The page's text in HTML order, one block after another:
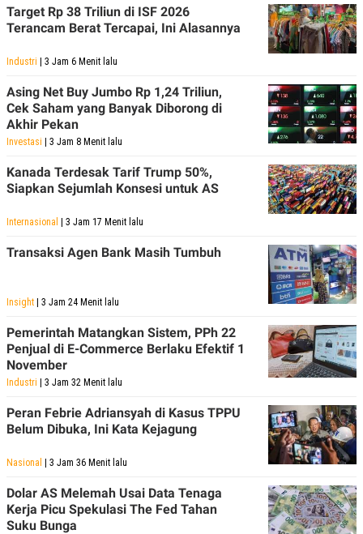
N
G
G
N
N
C
E
T
A
N
E
R
A
M
I
T
E
N
E
P
A
E
A
D
V
R
I
G
G
M
E
D
I
.
I
D
SITEMAP PROFILETERM
OF
Target Rp 38 Triliun di ISF 2026
Terancam Berat Tercapai, Ini Alasannya
Industri | 3 Jam 6 Menit lalu
Asing Net Buy Jumbo Rp 1,24 Triliun,
Cek Saham yang Banyak Diborong di
Akhir Pekan
Investasi | 3 Jam 8 Menit lalu
Kanada Terdesak Tarif Trump 50%,
Siapkan Sejumlah Konsesi untuk AS
Internasional | 3 Jam 17 Menit lalu
Transaksi Agen Bank Masih Tumbuh
Insight | 3 Jam 24 Menit lalu
Pemerintah Matangkan Sistem, PPh 22
Penjual di E-Commerce Berlaku Efektif 1
November
Industri | 3 Jam 32 Menit lalu
Peran Febrie Adriansyah di Kasus TPPU
Belum Dibuka, Ini Kata Kejagung
Nasional | 3 Jam 36 Menit lalu
Dolar AS Melemah Usai Data Tenaga
Kerja Picu Spekulasi The Fed Tahan
Suku Bunga